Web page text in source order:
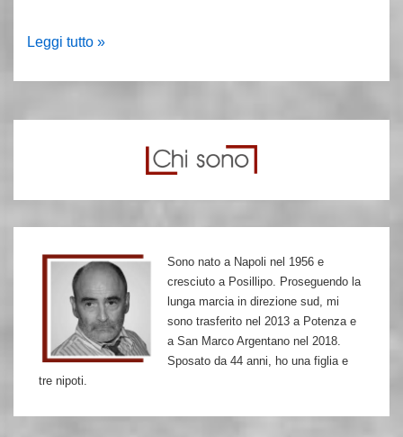
20
muore
Leggi tutto »
Sono nato a Napoli nel 1956 e
cresciuto a Posillipo. Proseguendo la
lunga marcia in direzione sud, mi
sono trasferito nel 2013 a Potenza e
a San Marco Argentano nel 2018.
Sposato da 44 anni, ho una figlia e
tre nipoti.